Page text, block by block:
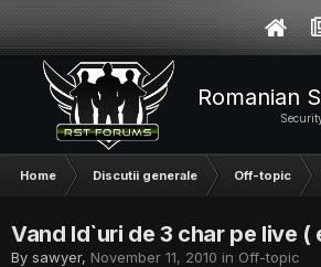
Romanian
Home Discutii generale Off-topic
Vand Id`uri de 3 char pe live (
By sawyer, November 11, 2010 in Off-topic